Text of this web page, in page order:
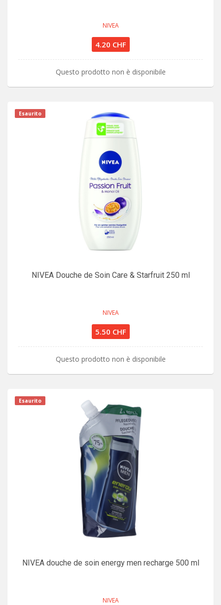
NIVEA
4.20 CHF
Questo prodotto non è disponibile
Esaurito
NIVEA Douche de Soin Care & Starfruit 250 ml
NIVEA
5.50 CHF
Questo prodotto non è disponibile
Esaurito
NIVEA douche de soin energy men recharge 500 ml
NIVEA